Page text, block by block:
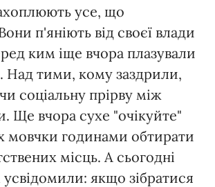
усе, що
п'яніють від своєї влади
ким іще вчора плазували
Над тими, кому заздрили,
соціальну прірву між
Ще вчора сухе "очікуйте"
мовчки годинами обтирати
місць. А сьогодні
якщо зібратися